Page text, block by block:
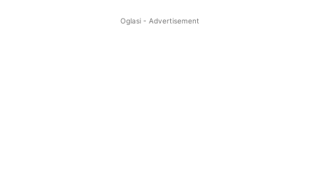
Oglasi - Advertisement